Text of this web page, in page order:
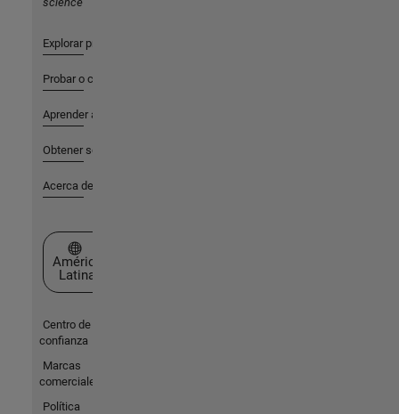
Explorar productos
Probar o comprar
Aprender a utilizar
Obtener soporte
Acerca de MathWorks
Seleccione un país/idioma
América
Latina
Centro de
confianza
Marcas
comerciales
Política